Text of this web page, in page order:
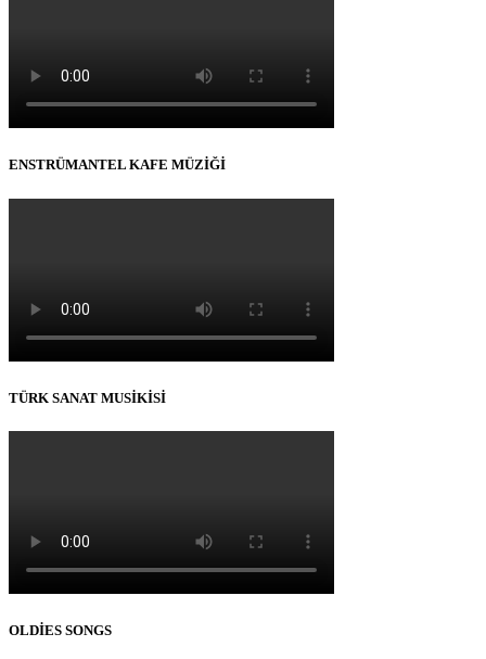
ENSTRÜMANTEL KAFE MÜZİĞİ
TÜRK SANAT MUSİKİSİ
OLDİES SONGS